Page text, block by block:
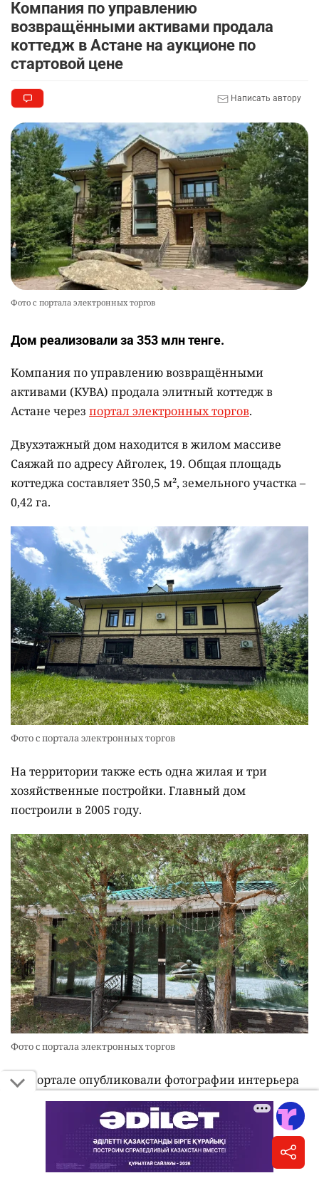
Компания по управлению
возвращёнными активами продала
коттедж в Астане на аукционе по
стартовой цене
Написать автору
Фото с портала электронных торгов
Дом реализовали за 353 млн тенге.
Компания по управлению возвращёнными
активами (КУВА) продала элитный коттедж в
Астане через портал электронных торгов.
Двухэтажный дом находится в жилом массиве
Саяжай по адресу Айголек, 19. Общая площадь
коттеджа составляет 350,5 м², земельного участка –
0,42 га.
Фото с портала электронных торгов
На территории также есть одна жилая и три
хозяйственные постройки. Главный дом
построили в 2005 году.
Фото с портала электронных торгов
На портале опубликовали фотографии интерьера
коттеджа. На них можно увидеть большую комнату